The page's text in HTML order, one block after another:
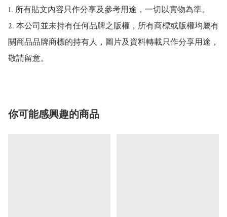
1. 所有貼文內容只作分享及參考用途，一切以實物為準。
2. 本公司並未持有任何品牌之版權，所有商標或版權均屬有
關商品品牌商標的持有人，圖片及資料轉載只作分享用途，
敬請留意。
你可能感興趣的商品